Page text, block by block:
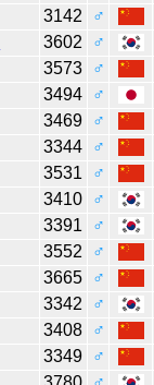
3142
♂
3602
♂
3573
♂
3494
♂
3469
♂
3344
♂
3531
♂
3410
♂
3391
♂
3552
♂
3665
♂
3342
♂
3408
♂
3349
♂